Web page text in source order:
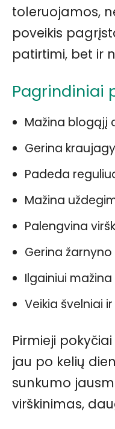
toleruojamos,
poveikis
patirtimi, bet ir
Pagrindiniai
Mažina blogąjį
Gerina
Padeda
Mažina
Palengvina
Gerina
Ilgainiui
Veikia švelniai
Pirmieji
jau po kelių
sunkumo
virškinimas,